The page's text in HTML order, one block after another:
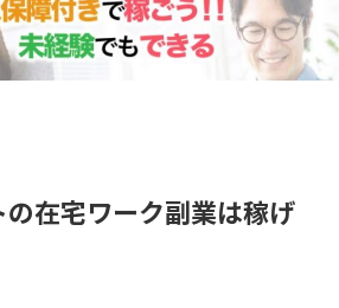
在宅ワーク副業は稼げ